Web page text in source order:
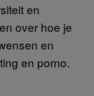
en
over hoe je
en
en porno.